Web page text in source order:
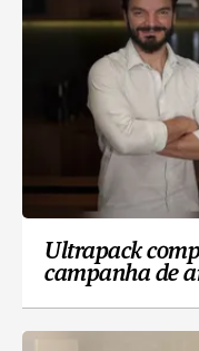
Ultrapack
campanha de